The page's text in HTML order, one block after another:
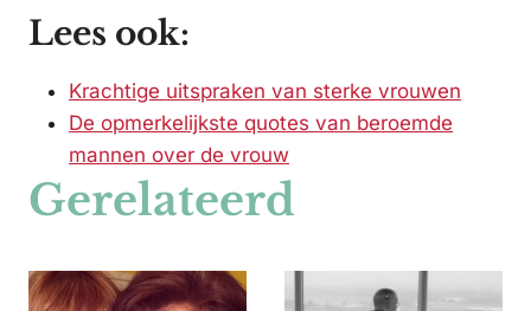
Lees ook:
Krachtige uitspraken van sterke vrouwen
De opmerkelijkste quotes van beroemde
mannen over de vrouw
Gerelateerd